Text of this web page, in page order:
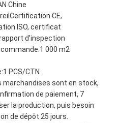
Chine
Certification CE,
ISO, certificat
d'inspection
1 000 m2
1 PCS/CTN
marchandises sont en stock,
de paiement, 7
la production, puis besoin
de dépôt 25 jours.